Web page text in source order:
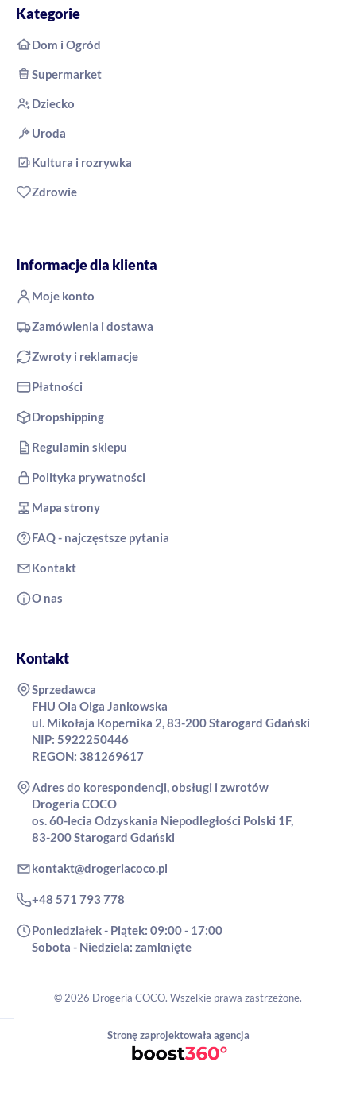
Kategorie
Dom i Ogród
Supermarket
Dziecko
Uroda
Kultura i rozrywka
Zdrowie
Informacje dla klienta
Moje konto
Zamówienia i dostawa
Zwroty i reklamacje
Płatności
Dropshipping
Regulamin sklepu
Polityka prywatności
Mapa strony
FAQ - najczęstsze pytania
Kontakt
O nas
Kontakt
Sprzedawca
FHU Ola Olga Jankowska
ul. Mikołaja Kopernika 2, 83-200 Starogard Gdański
NIP: 5922250446
REGON: 381269617
Adres do korespondencji, obsługi i zwrotów
Drogeria COCO
os. 60-lecia Odzyskania Niepodległości Polski 1F,
83-200 Starogard Gdański
kontakt@drogeriacoco.pl
+48 571 793 778
Poniedziałek - Piątek: 09:00 - 17:00
Sobota - Niedziela: zamknięte
© 2026 Drogeria COCO. Wszelkie prawa zastrzeżone.
Stronę zaprojektowała agencja